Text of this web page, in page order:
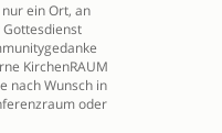
ein Ort, an
KirchenRAUM
nach Wunsch in
oder